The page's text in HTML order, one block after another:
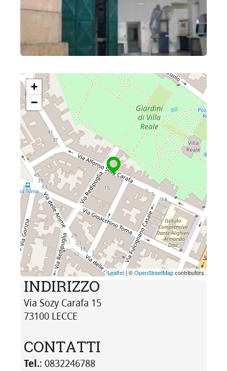
+
−
Leaflet | ©OpenStreetMapcontributors
INDIRIZZO
Via Sozy Carafa 15
73100 LECCE
CONTATTI
Tel.: 0832246788